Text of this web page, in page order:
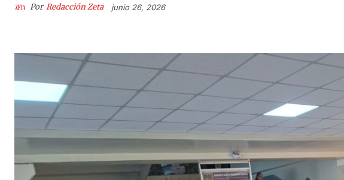
Por Redacción Zeta junio 26, 2026